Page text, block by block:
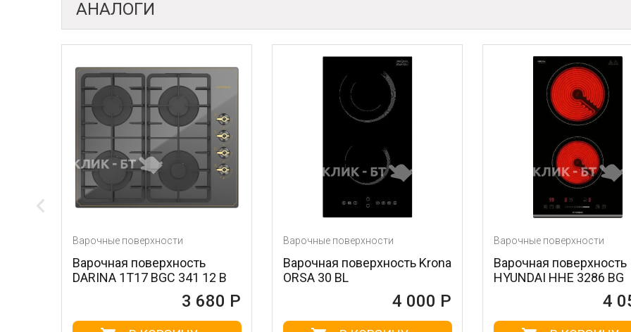
АНАЛОГИ
поверхности
поверхность
1T17 BGС 341 12 B
Варочные поверхности
Варочная поверхность Krona
ORSA 30 BL
Варочные поверхности
Варочная поверхность
HYUNDAI HHE 3286 BG